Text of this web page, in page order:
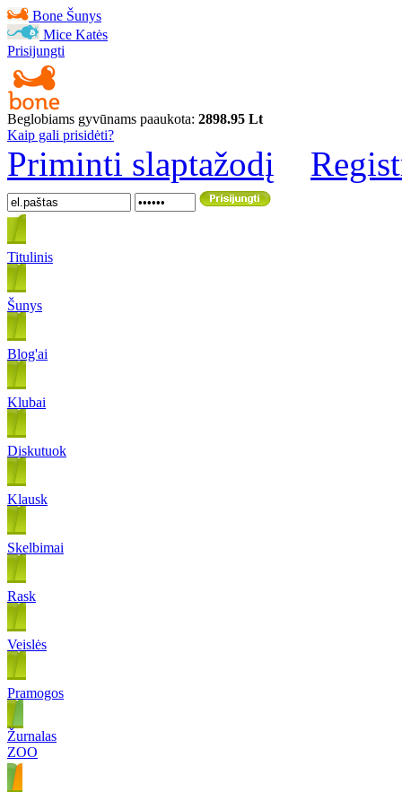
Bone Šunys
Mice Katės
Prisijungti
Beglobiams gyvūnams paaukota: 2898.95 Lt
Kaip gali prisidėti?
Priminti slaptažodį
Titulinis
Šunys
Blog'ai
Klubai
Diskutuok
Klausk
Skelbimai
Rask
Veislės
Pramogos
Žurnalas
ZOO